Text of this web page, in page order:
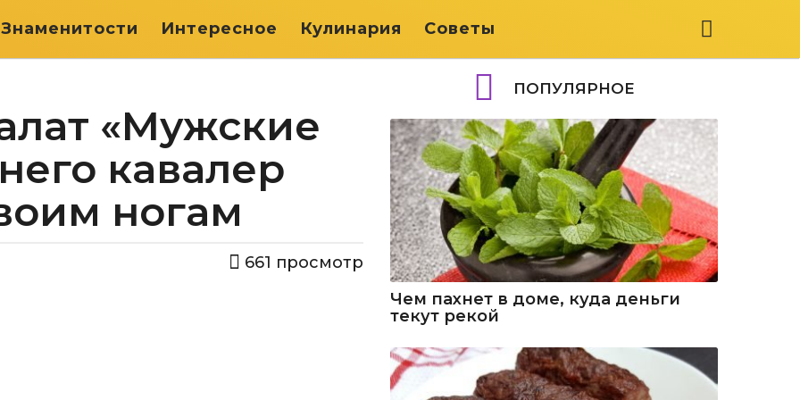
Знаменитости Интересное Кулинария Советы
«Мужские
кавалер
ногам
661 просмотр
ПОПУЛЯРНОЕ
Чем пахнет в доме, куда деньги
текут рекой